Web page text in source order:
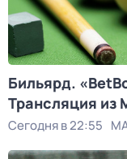
Бильярд.
Трансляция из
Сегодня в 22:55